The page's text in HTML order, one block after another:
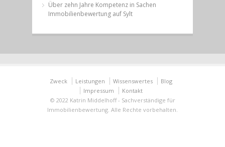
Über zehn Jahre Kompetenz in Sachen
Immobilienbewertung auf Sylt
Zweck Leistungen Wissenswertes
Blog
Impressum
Kontakt
© 2022 Katrin Middelhoff - Sachverständige für
Immobilienbewertung. Alle Rechte vorbehalten.